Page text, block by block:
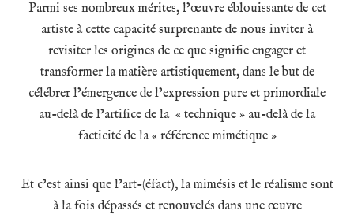
Parmi ses nombreux mérites, l’œuvre éblouissante de cet
artiste à cette capacité surprenante de nous inviter à
revisiter les origines de ce que signifie engager et
transformer la matière artistiquement, dans le but de
célébrer l’émergence de l’expression pure et primordiale
au-delà de l’artifice de la « technique » au-delà de la
facticité de la « référence mimétique »
Et c’est ainsi que l’art-(éfact), la mimésis et le réalisme sont
à la fois dépassés et renouvelés dans une œuvre